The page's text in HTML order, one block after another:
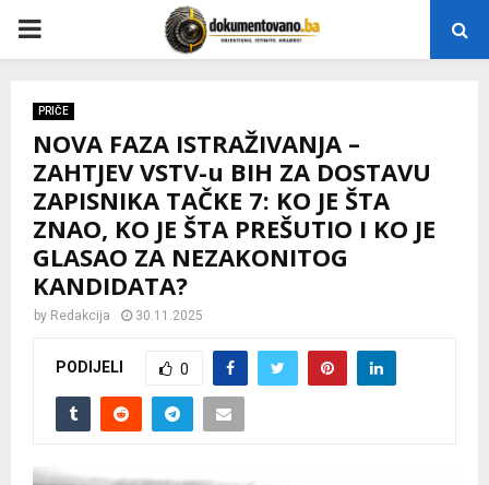
P
M
A
PRIČE
NOVA FAZA ISTRAŽIVANJA –
ZAHTJEV VSTV-u BIH ZA DOSTAVU
ZAPISNIKA TAČKE 7: KO JE ŠTA
ZNAO, KO JE ŠTA PREŠUTIO I KO JE
GLASAO ZA NEZAKONITOG
KANDIDATA?
by Redakcija 30.11.2025
PODIJELI 0